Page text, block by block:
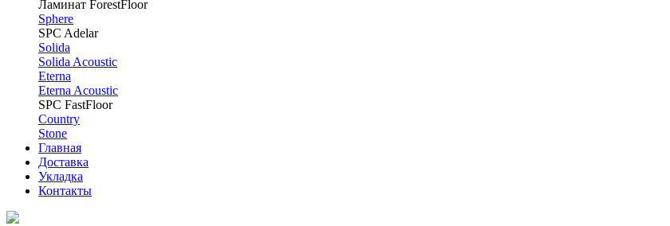
Ламинат ForestFloor
Sphere
SPC Adelar
Solida
Solida Acoustic
Eterna
Eterna Acoustic
SPC FastFloor
Country
Stone
Главная
Доставка
Укладка
Контакты